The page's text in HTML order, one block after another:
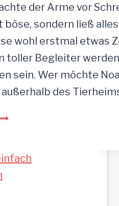
der Arme vor
böse, sondern ließ
wohl erstmal etwas
toller Begleiter
sein. Wer möchte
des
Jung-